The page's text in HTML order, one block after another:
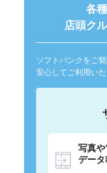
各
店頭ク
ソフトバンクをご
安心してご利用い
写真
デー